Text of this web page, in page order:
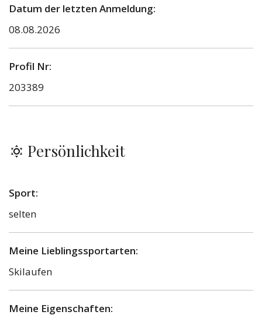
Datum der letzten Anmeldung:
08.08.2026
Profil Nr:
203389
Persönlichkeit
Sport:
selten
Meine Lieblingssportarten:
Skilaufen
Meine Eigenschaften: